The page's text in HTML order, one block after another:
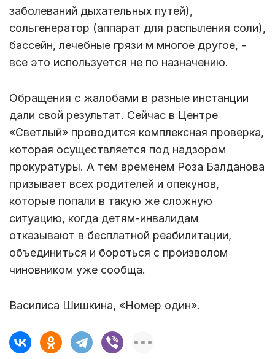
заболеваний дыхательных путей),
сольгенератор (аппарат для распыления соли),
бассейн, лечебные грязи м многое другое, -
все это используется не по назначению.
Обращения с жалобами в разные инстанции
дали свой результат. Сейчас в Центре
«Светлый» проводится комплексная проверка,
которая осуществляется под надзором
прокуратуры. А тем временем Роза Балданова
призывает всех родителей и опекунов,
которые попали в такую же сложную
ситуацию, когда детям-инвалидам
отказывают в бесплатной реабилитации,
объединиться и бороться с произволом
чиновником уже сообща.
Василиса Шишкина, «Номер один».